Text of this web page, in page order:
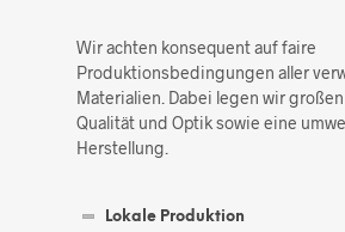
Wir achten konsequent auf faire
Produktionsbedingungen aller
Materialien. Dabei legen wir
Qualität und Optik sowie eine
Herstellung.
Lokale Produktion